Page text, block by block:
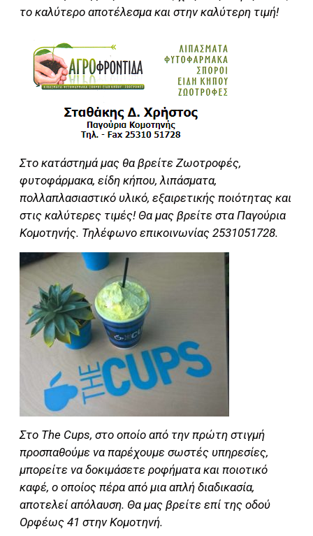
το καλύτερο αποτέλεσμα και στην καλύτερη τιμή!
Στο κατάστημά μας θα βρείτε Ζωοτροφές,
φυτοφάρμακα, είδη κήπου, λιπάσματα,
πολλαπλασιαστικό υλικό, εξαιρετικής ποιότητας και
στις καλύτερες τιμές! Θα μας βρείτε στα Παγούρια
Κομοτηνής. Τηλέφωνο επικοινωνίας 2531051728.
Στο The Cups, στο οποίο από την πρώτη στιγμή
προσπαθούμε να παρέχουμε σωστές υπηρεσίες,
μπορείτε να δοκιμάσετε ροφήματα και ποιοτικό
καφέ, ο οποίος πέρα από μια απλή διαδικασία,
αποτελεί απόλαυση. Θα μας βρείτε επί της οδού
Ορφέως 41 στην Κομοτηνή.